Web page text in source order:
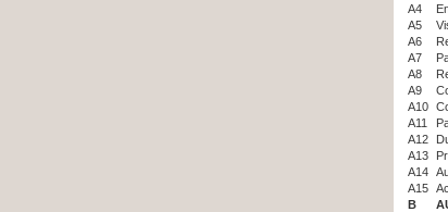
A4
A5
A6
A7
A8
A9
A10
A11
A12
A13
A14
A15
B